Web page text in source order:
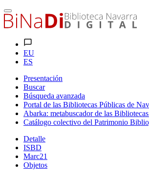
EU
ES
Presentación
Buscar
Búsqueda avanzada
Portal de las Bibliotecas Públicas de
Abarka: metabuscador de las
Catálogo colectivo del Patrimonio
Detalle
ISBD
Marc21
Objetos